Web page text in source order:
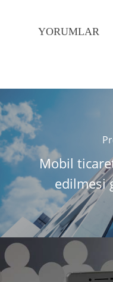
YORUMLAR
Mobil
edilmesi